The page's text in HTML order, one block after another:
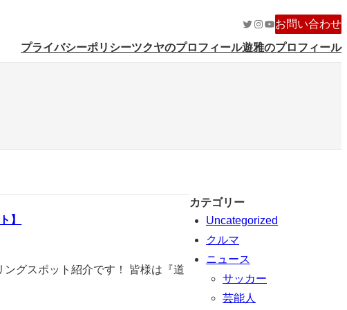
Twitter
Instagram
YouTube
お問い合わせ
プライバシーポリシーツクヤのプロフィール遊雅のプロフィール
】
グスポット紹介です！ 皆様は『道
カテゴリー
Uncategorized
クルマ
ニュース
サッカー
芸能人